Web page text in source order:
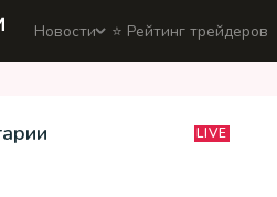
Новости ⭐️ Рейтинг трейдеров
LIVE